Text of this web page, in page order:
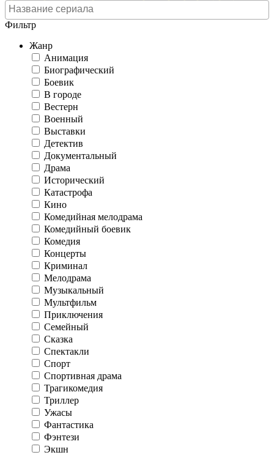
Фильтр
Жанр
Анимация
Биографический
Боевик
В городе
Вестерн
Военный
Выставки
Детектив
Документальный
Драма
Исторический
Катастрофа
Кино
Комедийная мелодрама
Комедийный боевик
Комедия
Концерты
Криминал
Мелодрама
Музыкальный
Мультфильм
Приключения
Семейный
Сказка
Спектакли
Спорт
Спортивная драма
Трагикомедия
Триллер
Ужасы
Фантастика
Фэнтези
Экшн